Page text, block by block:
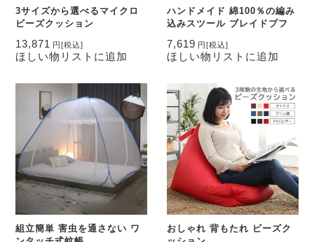
3サイズから選べるマイクロ
ビーズクッション
13,871 円 [税込]
ほしい物リストに追加
ハンドメイド 綿100％の編み
込みスツール ブレイドプフ
7,619 円 [税込]
ほしい物リストに追加
組立簡単 害虫を通さない ワ
おしゃれ 背もたれ ビーズク